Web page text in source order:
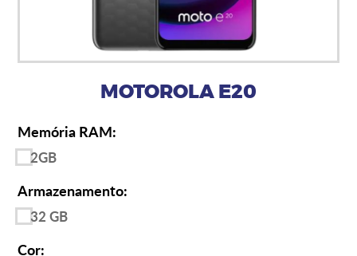
MOTOROLA E20
Memória RAM:
2GB
Armazenamento:
32 GB
Cor: